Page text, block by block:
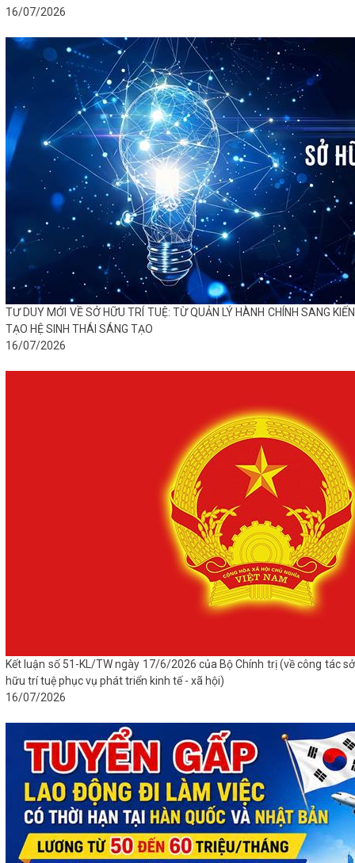
16/07/2026
TƯ DUY MỚI VỀ SỞ HỮU TRÍ TUỆ: TỪ QUẢN LÝ HÀNH CHÍNH SANG KIẾN
TẠO HỆ SINH THÁI SÁNG TẠO
16/07/2026
Kết luận số 51-KL/TW ngày 17/6/2026 của Bộ Chính trị (về công tác sở
hữu trí tuệ phục vụ phát triển kinh tế - xã hội)
16/07/2026